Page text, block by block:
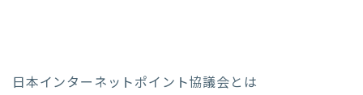
日本インターネットポイント協議会とは